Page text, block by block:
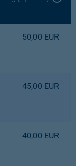
50,00 EUR
45,00 EUR
40,00 EUR